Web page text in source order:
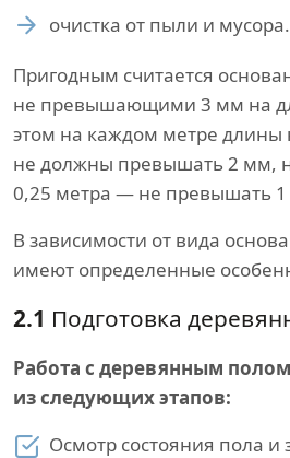
очистка от пыли и мусора.
Пригодным считается
не превышающими 3 мм на
этом на каждом метре длины
не должны превышать 2 мм,
0,25 метра — не превышать
В зависимости от вида
имеют определенные
2.1 Подготовка
Работа с деревянным
из следующих этапов:
Осмотр состояния пола и